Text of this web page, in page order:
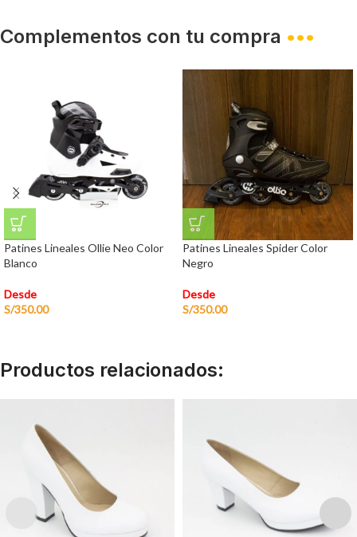
Complementos con tu compra •••
Patines Lineales Ollie Neo Color
Blanco
Desde
S/350.00
Patines Lineales Spider Color
Negro
Desde
S/350.00
Productos relacionados: